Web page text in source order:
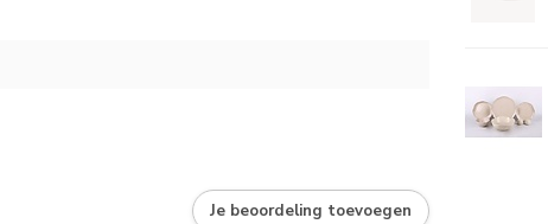
Je beoordeling toevoegen